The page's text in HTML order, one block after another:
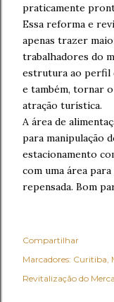
praticamente
Essa reforma e
apenas trazer
trabalhadores do
estrutura ao perfil
e também, tornar
atração turística.
A área de
para manipulação
estacionamento
com uma área
repensada. Bom
Compartilhar
Marcadores: Curitiba
Revitalização do